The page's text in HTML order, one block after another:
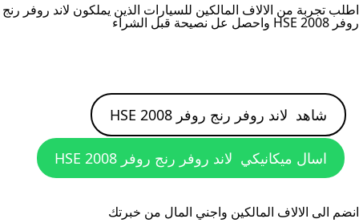
اطلب تجربة من الالاف المالكين للسيارات الذين يملكون لاند روفر رنج
روفر HSE 2008 واحصل عل نصيحة قبل الشراء
شاهد لاند روفر رنج روفر HSE 2008
اسال ميكانيكي لاند روفر رنج روفر HSE 2008
انضم الى الالاف المالكين واجني المال من خبرتك